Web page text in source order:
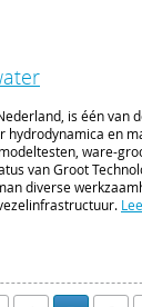
is één van
hydrodynamica en
ware-
van Groot
diverse